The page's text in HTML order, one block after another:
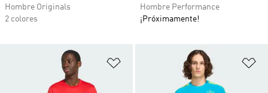
Hombre Originals
2 colores
Hombre Performance
¡Próximamente!
Añadir a la lista de deseos